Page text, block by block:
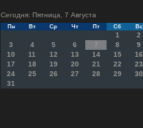
Сегодня: Пятница, 7 Августа
Пн Вт Ср Чт Пт Сб Вс
1
2
3
4 5 6 7 8
9
10
11 12 13 14 15
16
17
18 19 20 21 22
23
24
25 26 27 28 29
30
31